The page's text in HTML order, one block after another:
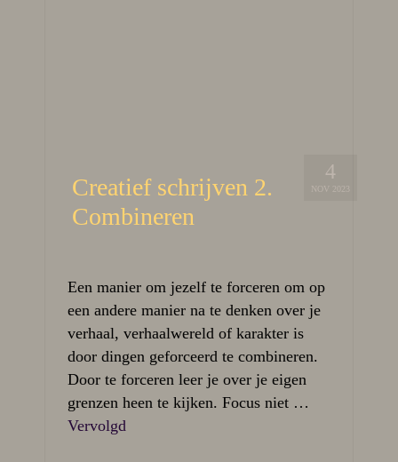
4
NOV 2023
Creatief schrijven 2.
Combineren
Een manier om jezelf te forceren om op
een andere manier na te denken over je
verhaal, verhaalwereld of karakter is
door dingen geforceerd te combineren.
Door te forceren leer je over je eigen
grenzen heen te kijken. Focus niet …
Vervolgd